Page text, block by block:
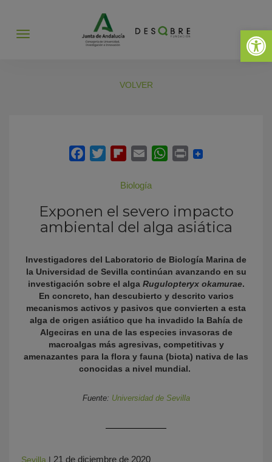
Abrir
Abrir
VOLVER
Biología
Exponen el severo impacto
ambiental del alga asiática
Investigadores del Laboratorio de Biología Marina de
la Universidad de Sevilla continúan avanzando en su
investigación sobre el alga Rugulopteryx okamurae.
En concreto, han descubierto y descrito varios
mecanismos activos y pasivos que convierten a esta
alga de origen asiático que ha invadido la Bahía de
Algeciras en una de las especies invasoras de
macroalgas más agresivas, competitivas y
amenazantes para la flora y fauna (biota) nativa de las
conocidas a nivel mundial.
Fuente: Universidad de Sevilla
Sevilla | 21 de diciembre de 2020